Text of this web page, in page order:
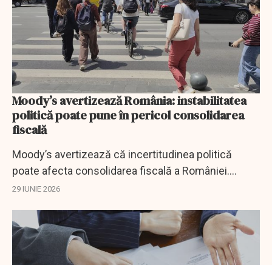
Moody’s avertizează România: instabilitatea
politică poate pune în pericol consolidarea
fiscală
Moody’s avertizează că incertitudinea politică
poate afecta consolidarea fiscală a României.
Ministerul Finanțelor spune că stabilitatea este
29 IUNIE 2026